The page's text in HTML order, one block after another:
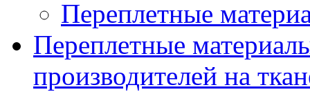
Переплетные
Переплетные
производителей на